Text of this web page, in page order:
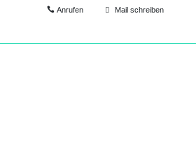
Anrufen Mail schreiben